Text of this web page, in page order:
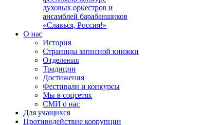
духовых оркестров и
ансамблей барабанщиков
«Славься, Россия!»
О нас
История
Страницы записной книжки
Отделения
Традиции
Достижения
Фестивали и конкурсы
Мы в соцсетях
СМИ о нас
Для учащихся
Противодействие коррупции